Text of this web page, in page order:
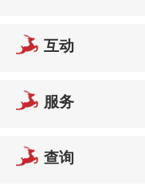
互动
服务
查询